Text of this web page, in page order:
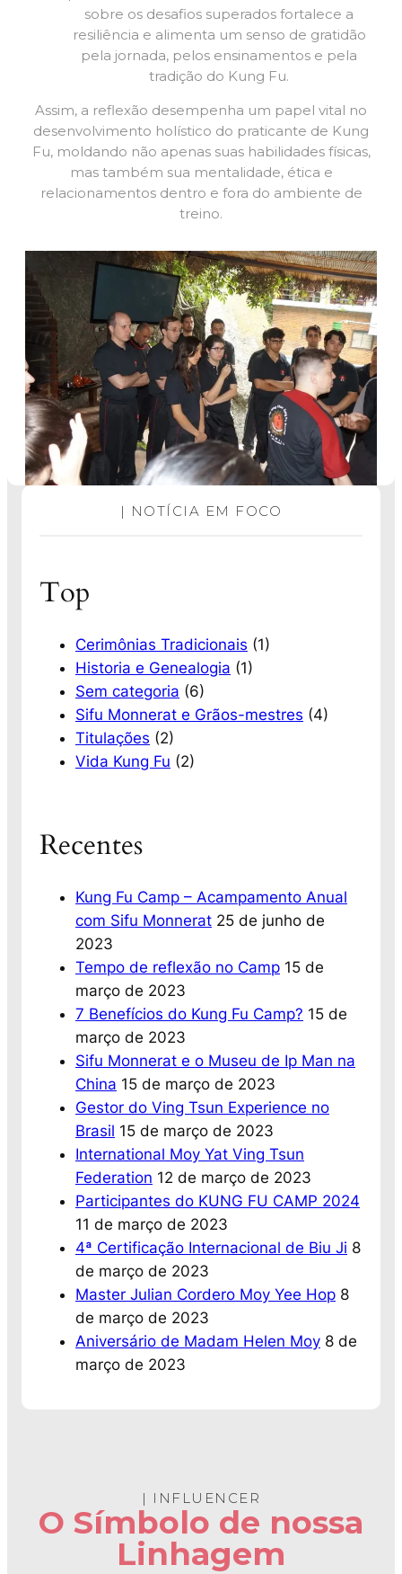
sobre os desafios superados fortalece a
resiliência e alimenta um senso de gratidão
pela jornada, pelos ensinamentos e pela
tradição do Kung Fu.
Assim, a reflexão desempenha um papel vital no
desenvolvimento holístico do praticante de Kung
Fu, moldando não apenas suas habilidades físicas,
mas também sua mentalidade, ética e
relacionamentos dentro e fora do ambiente de
treino.
| NOTÍCIA EM FOCO
Top
Cerimônias Tradicionais (1)
Historia e Genealogia (1)
Sem categoria (6)
Sifu Monnerat e Grãos-mestres (4)
Titulações (2)
Vida Kung Fu (2)
Recentes
Kung Fu Camp – Acampamento Anual
com Sifu Monnerat 25 de junho de
2023
Tempo de reflexão no Camp 15 de
março de 2023
7 Benefícios do Kung Fu Camp? 15 de
março de 2023
Sifu Monnerat e o Museu de Ip Man na
China 15 de março de 2023
Gestor do Ving Tsun Experience no
Brasil 15 de março de 2023
International Moy Yat Ving Tsun
Federation 12 de março de 2023
Participantes do KUNG FU CAMP 2024
11 de março de 2023
4ª Certificação Internacional de Biu Ji 8
de março de 2023
Master Julian Cordero Moy Yee Hop 8
de março de 2023
Aniversário de Madam Helen Moy 8 de
março de 2023
| INFLUENCER
O Símbolo de nossa
Linhagem